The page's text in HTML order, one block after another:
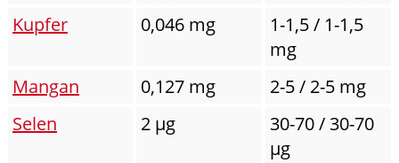
Kupfer
0,046 mg
1-1,5 / 1-1,5
mg
Mangan
0,127 mg
2-5 / 2-5 mg
Selen
2 µg
30-70 / 30-70
µg